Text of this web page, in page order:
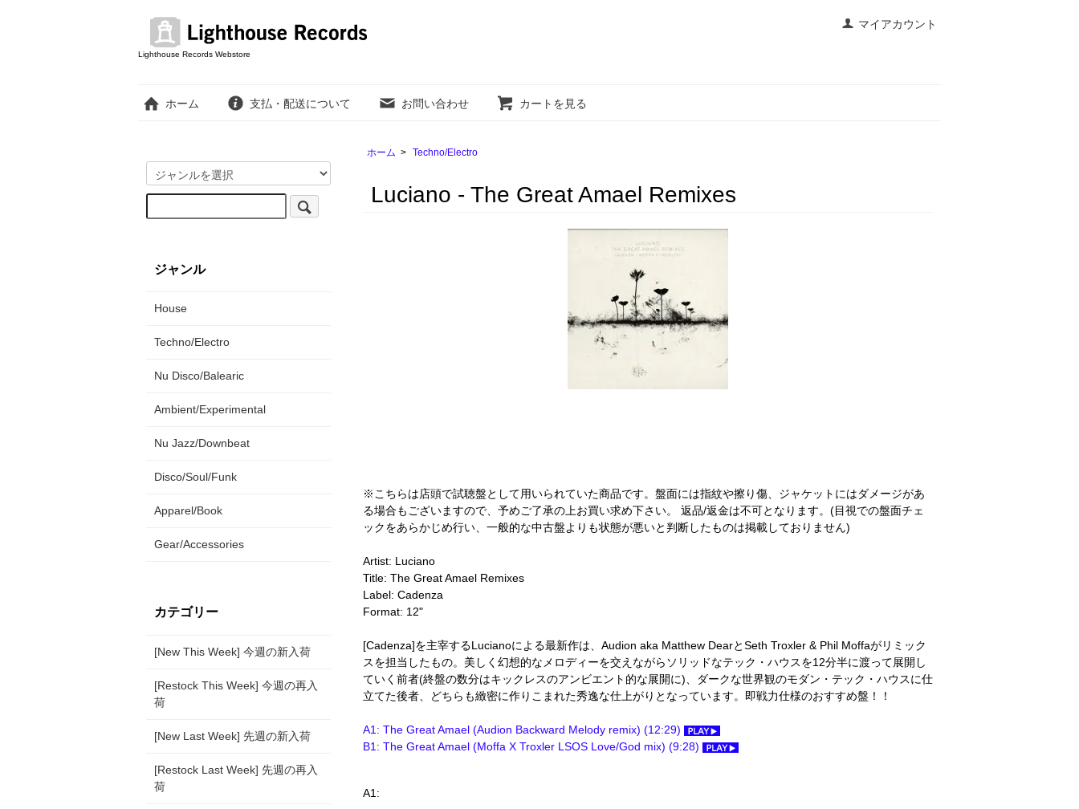
マイアカウント
Lighthouse Records Webstore
ホーム 支払・配送について お問い合わせ カートを見る
ホーム > Techno/Electro
Luciano - The Great Amael Remixes
※こちらは店頭で試聴盤として用いられていた商品です。盤面には指紋や擦り傷、ジャケットにはダメージがあ
る場合もございますので、予めご了承の上お買い求め下さい。 返品/返金は不可となります。(目視での盤面チェ
ックをあらかじめ行い、一般的な中古盤よりも状態が悪いと判断したものは掲載しておりません)
Artist: Luciano
Title: The Great Amael Remixes
Label: Cadenza
Format: 12"
[Cadenza]を主宰するLucianoによる最新作は、Audion aka Matthew DearとSeth Troxler & Phil Moffaがリミック
スを担当したもの。美しく幻想的なメロディーを交えながらソリッドなテック・ハウスを12分半に渡って展開し
ていく前者(終盤の数分はキックレスのアンビエント的な展開に)、ダークな世界観のモダン・テック・ハウスに仕
立てた後者、どちらも緻密に作りこまれた秀逸な仕上がりとなっています。即戦力仕様のおすすめ盤！！
A1: The Great Amael (Audion Backward Melody remix) (12:29)
B1: The Great Amael (Moffa X Troxler LSOS Love/God mix) (9:28)
A1:
ジャンル
House
Techno/Electro
Nu Disco/Balearic
Ambient/Experimental
Nu Jazz/Downbeat
Disco/Soul/Funk
Apparel/Book
Gear/Accessories
カテゴリー
[New This Week] 今週の新入荷
[Restock This Week] 今週の再入
荷
[New Last Week] 先週の新入荷
[Restock Last Week] 先週の再入
荷